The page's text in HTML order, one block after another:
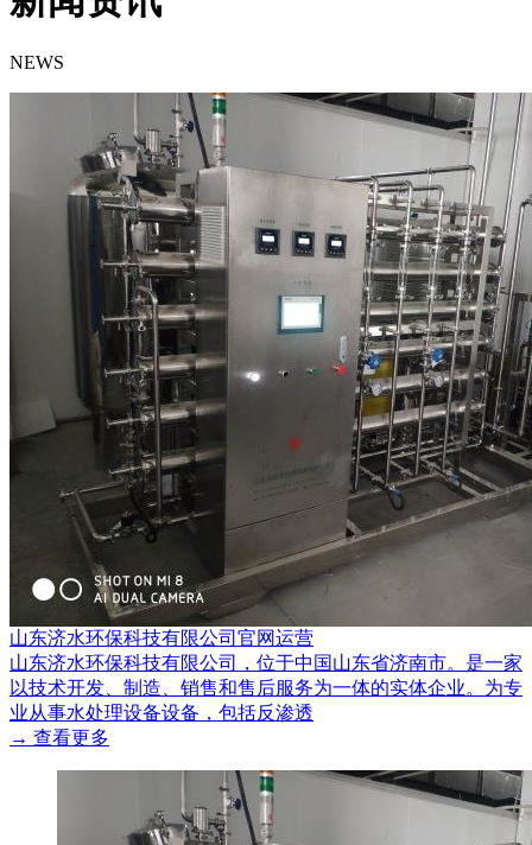
NEWS
山东济水环保科技有限公司官网运营
山东济水环保科技有限公司，位于中国山东省济南市。是一家
以技术开发、制造、销售和售后服务为一体的实体企业。为专
业从事水处理设备设备，包括反渗透
→ 查看更多